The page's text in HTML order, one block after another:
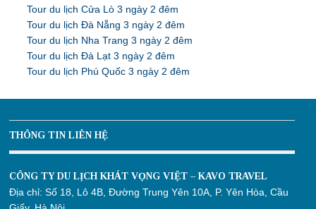
Tour du lịch Cửa Lò 3 ngày 2 đêm
Tour du lịch Đà Nẵng 3 ngày 2 đêm
Tour du lịch Nha Trang 3 ngày 2 đêm
Tour du lịch Đà Lạt 3 ngày 2 đêm
Tour du lịch Phú Quốc 3 ngày 2 đêm
THÔNG TIN LIÊN HỆ
CÔNG TY DU LỊCH KHÁT VỌNG VIỆT – KAVO TRAVEL
Địa chỉ:Số 18, Lô 4B, Đường Trung Yên 10A, P. Yên Hòa, Cầu